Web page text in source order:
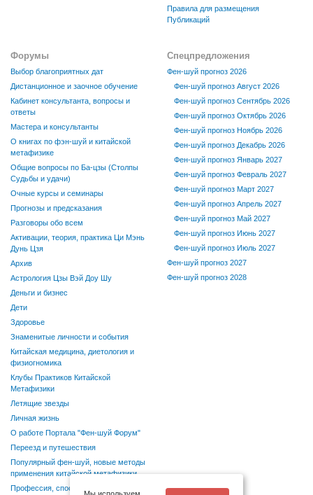
Правила для размещения
Публикаций
Форумы
Выбор благоприятных дат
Дистанционное и заочное обучение
Кабинет консультанта, вопросы и
ответы
Мастера и консультанты
О книгах по фэн-шуй и китайской
метафизике
Общие вопросы по Ба-цзы (Столпы
Судьбы и удачи)
Очные курсы и семинары
Прогнозы и предсказания
Разговоры обо всем
Активации, теория, практика Ци Мэнь
Дунь Цзя
Архив
Астрология Цзы Вэй Доу Шу
Деньги и бизнес
Дети
Здоровье
Знаменитые личности и события
Китайская медицина, диетология и
физиогномика
Клубы Практиков Китайской
Метафизики
Летящие звезды
Личная жизнь
О работе Портала "Фен-шуй Форум"
Переезд и путешествия
Популярный фен-шуй, новые методы
применения китайской метафизики
Профессия, способности, хобби
Спецпредложения
Фен-шуй прогноз 2026
Фен-шуй прогноз Август 2026
Фен-шуй прогноз Сентябрь 2026
Фен-шуй прогноз Октябрь 2026
Фен-шуй прогноз Ноябрь 2026
Фен-шуй прогноз Декабрь 2026
Фен-шуй прогноз Январь 2027
Фен-шуй прогноз Февраль 2027
Фен-шуй прогноз Март 2027
Фен-шуй прогноз Апрель 2027
Фен-шуй прогноз Май 2027
Фен-шуй прогноз Июнь 2027
Фен-шуй прогноз Июль 2027
Фен-шуй прогноз 2027
Фен-шуй прогноз 2028